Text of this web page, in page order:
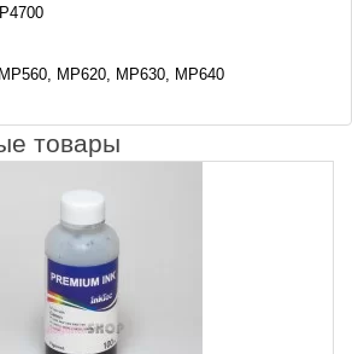
MP620, MP630, MP640
товары